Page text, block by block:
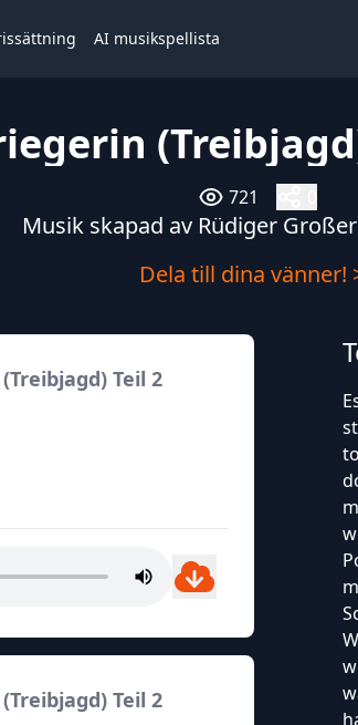
AI musikspellista
721
Musik skapad av Rüdiger
Dela till dina vänner!
Teil 2
Teil 2